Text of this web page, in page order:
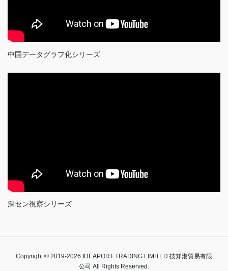
中国データグラフ化シリーズ
深セン視察シリーズ
Copyright © 2019-2026 IDEAPORT TRADING LIMITED 技知港貿易有限
公司 All Rights Reserved.